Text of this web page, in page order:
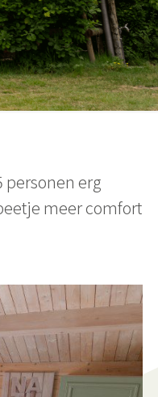
personen erg
meer comfort